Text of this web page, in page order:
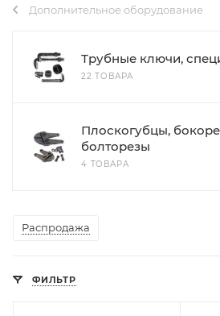
Дополнительное оборудование
Трубные ключи,
22 ТОВАРА
Плоскогубцы,
болторезы
4 ТОВАРА
Распродажа
ФИЛЬТР